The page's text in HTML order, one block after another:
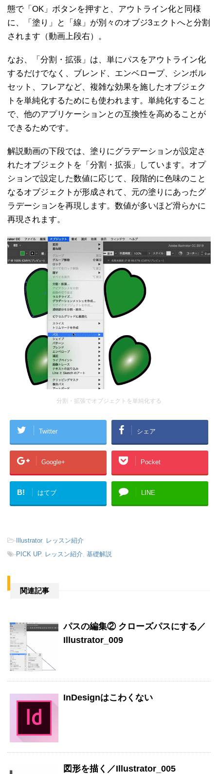
態で「OK」ボタンを押すと、アウトライン化と同様
に、「塗り」と「線」が別々のオブジ3ェクトへと分割
されます（動画上段右）。
なお、「分割・拡張」は、単にパスをアウトライン化
するだけでなく、ブレンド、エンベロープ、シンボル
セット、フレアなど、複雑な効果を施したオブジェク
トを単純化するためにも使われます。単純化すること
で、他のアプリケーションとの互換性を高めることが
できるためです。
解説動画の下段では、塗りにグラデーションが設定さ
れたオブジェクトを「分割・拡張」しています。オプ
ションで設定した数値に応じて、段階的に色味のこと
なるオブジェクトが形成されて、元の塗りにあったグ
ラデーションを再現します。数値が多いほど滑らかに
再現されます。
分割・拡張でオブジェクトを単純化する
Twitter シェア
Google+ Pocket
B! はてブ LINE
- Illustrator, レッスン紹介
-PICK UP, レッスン紹介 基礎解説
関連記事
パスの編集② クローズパスにする／
Illustrator_009
InDesignはこわくない
図形を描く／Illustrator_005